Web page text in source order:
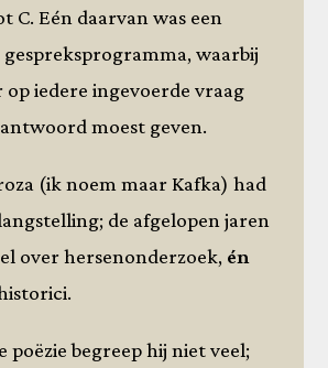
C. Eén daarvan was een
waarbij
iedere ingevoerde vraag
moest geven.
(ik noem maar Kafka) had
de afgelopen jaren
over hersenonderzoek, én
poëzie begreep hij niet veel;